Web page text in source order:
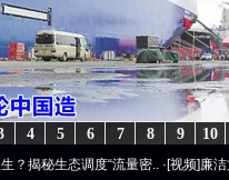
10
9
8
7
6
5
4
调度“流量密..·[视频]廉洁文化中国行